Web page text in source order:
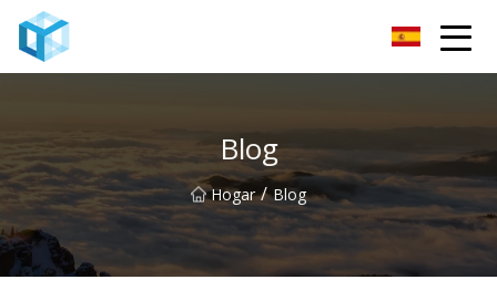
Blog
Hogar / Blog